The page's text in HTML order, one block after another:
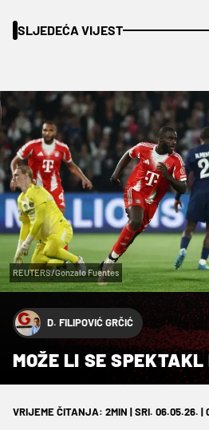
SLJEDEĆA VIJEST
REUTERS/Gonzalo Fuentes
D. FILIPOVIĆ GRČIĆ
MOŽE LI SE
VRIJEME ČITANJA: 2MIN | SRI. 06.05.26. |